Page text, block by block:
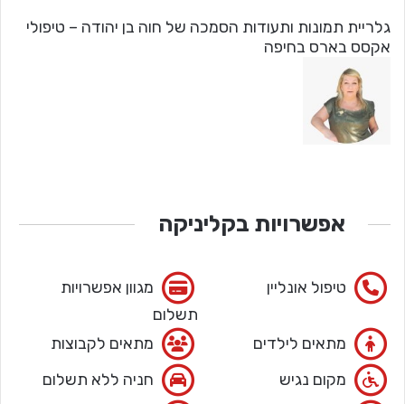
גלריית תמונות ותעודות הסמכה של חוה בן יהודה – טיפולי
אקסס בארס בחיפה
אפשרויות בקליניקה
טיפול אונליין
מגוון אפשרויות
תשלום
מתאים לילדים
מתאים לקבוצות
מקום נגיש
חניה ללא תשלום